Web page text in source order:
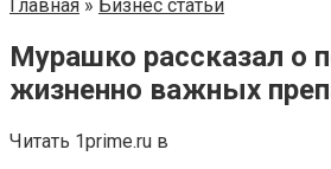
Главная » Бизнес статьи
Мурашко рассказал о
жизненно важных
Читать 1prime.ru в